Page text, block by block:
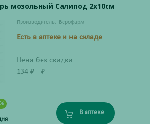
мозольный Салипод 2х10см
Производитель: Верофарм
Есть в аптеке и на складе
Цена без скидки
134₽ ₽
В аптеке